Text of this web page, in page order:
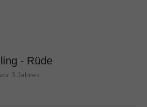
- Rüde
vor 3 Jahren